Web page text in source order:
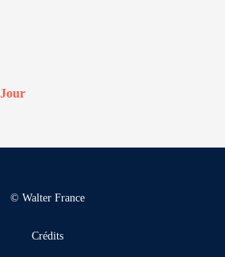
© Walter France
Crédits